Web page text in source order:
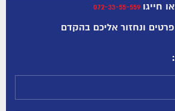
או חייגו
ונחזור אליכם בהקדם